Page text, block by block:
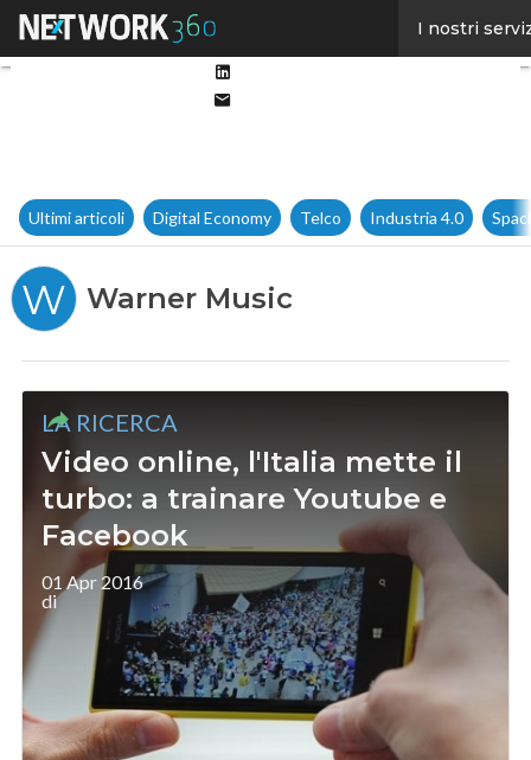
I nostri
Ultimi articoli Digital Economy Telco Industria 4.0
W Warner Music
LA RICERCA
Video online, l'Italia mette il
turbo: a trainare Youtube e
Facebook
01 Apr 2016
di